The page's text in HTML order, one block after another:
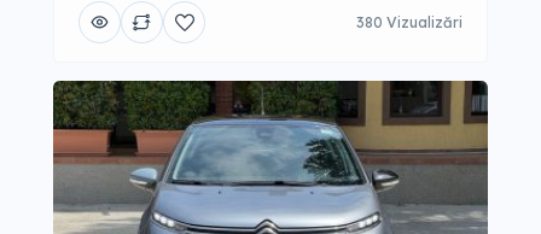
380 Vizualizări